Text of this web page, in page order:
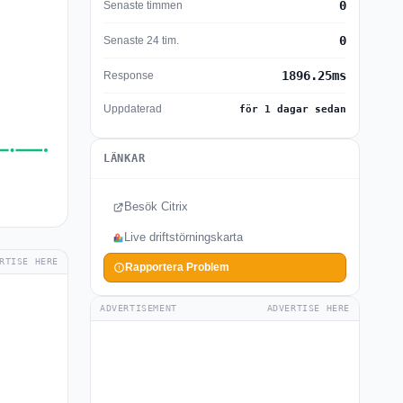
HERE
Senaste timmen 0
Senaste 24 tim. 0
Response 1896.25ms
Uppdaterad för 1 dagar sedan
LÄNKAR
Besök Citrix
Live driftstörningskarta
Rapportera Problem
ADVERTISEMENT ADVERTISE HERE